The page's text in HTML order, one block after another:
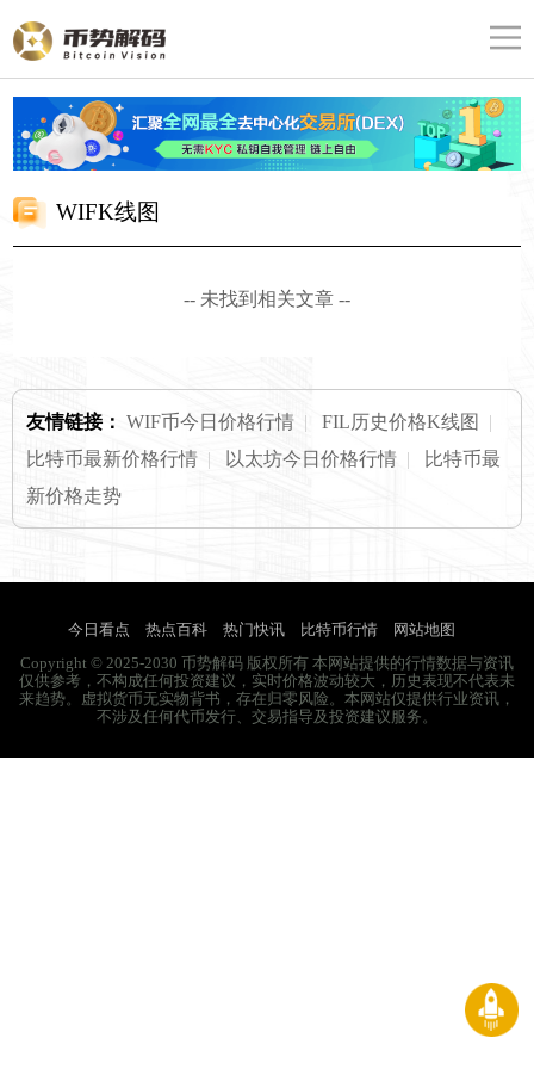
WIFK线图
-- 未找到相关文章 --
友情链接： WIF币今日价格行情 |FIL历史价格K线图
|
比特币最新价格行情 | 以太坊今日价格行情 | 比特币最
新价格走势
今日看点 热点百科 热门快讯 比特币行情 网站地图
Copyright © 2025-2030 币势解码 版权所有 本网站提供的行情数据与资讯
仅供参考，不构成任何投资建议，实时价格波动较大，历史表现不代表未
来趋势。虚拟货币无实物背书，存在归零风险。本网站仅提供行业资讯，
不涉及任何代币发行、交易指导及投资建议服务。